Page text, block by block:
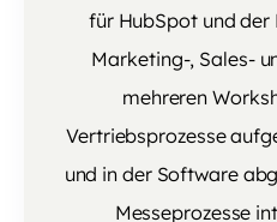
für HubSpot und der
Marketing-, Sales-
mehreren
Vertriebsprozesse
und in der Software
Messeprozesse